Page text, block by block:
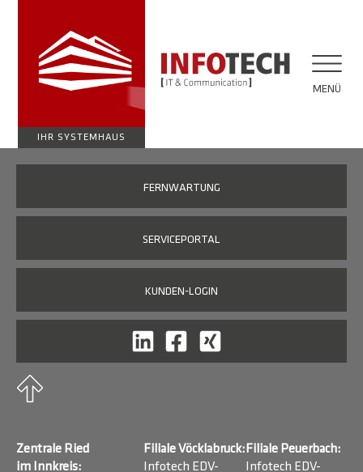
IHR SYSTEMHAUS
MENÜ
FERNWARTUNG
SERVICEPORTAL
KUNDEN-LOGIN
Zentrale Ried
im Innkreis:
Filiale Vöcklabruck:
Infotech EDV-
Filiale Peuerbach:
Infotech EDV-